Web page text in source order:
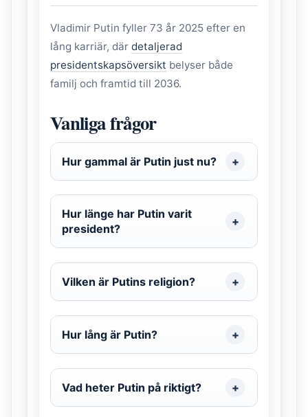
Vladimir Putin fyller 73 år 2025 efter en
lång karriär, där detaljerad
presidentskapsöversikt belyser både
familj och framtid till 2036.
Vanliga frågor
Hur gammal är Putin just nu?
Hur länge har Putin varit
president?
Vilken är Putins religion?
Hur lång är Putin?
Vad heter Putin på riktigt?